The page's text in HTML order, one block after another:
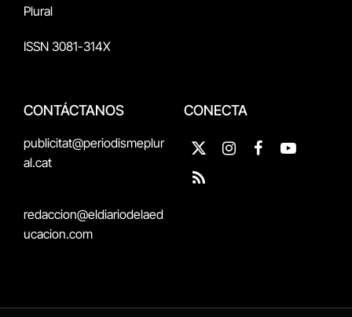
Plural
ISSN 3081-314X
CONTÁCTANOS
publicitat@periodismeplur
al.cat
redaccion@eldiariodelaed
ucacion.com
CONECTA
X
(Twitter)
InstagramFacebookYouTube
RSS